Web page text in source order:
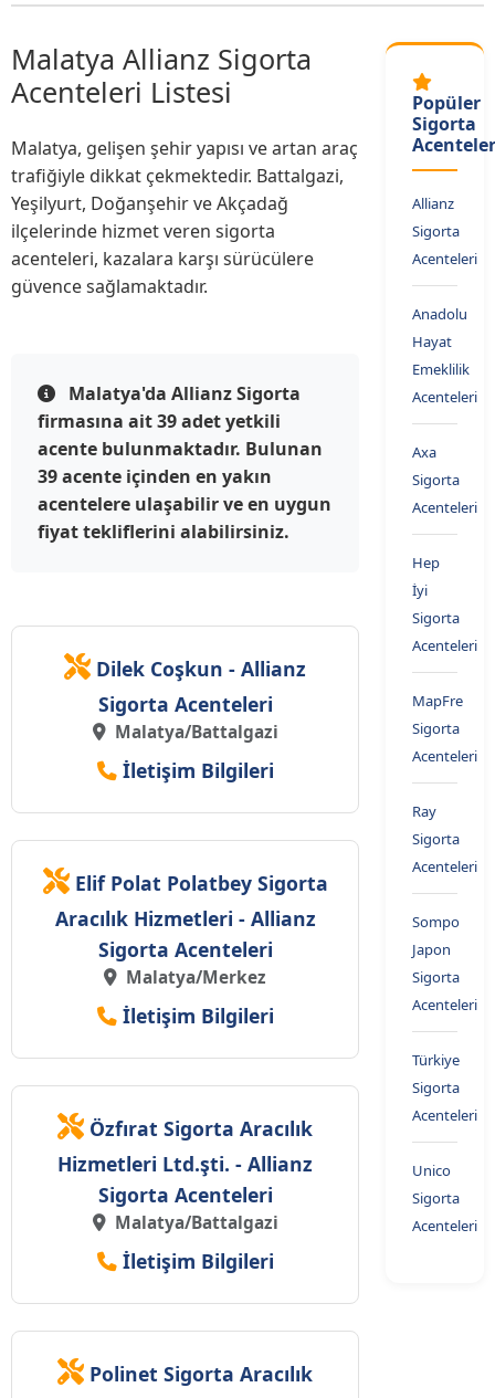
Malatya Allianz Sigorta
Acenteleri Listesi
Malatya, gelişen şehir yapısı ve artan araç
trafiğiyle dikkat çekmektedir. Battalgazi,
Yeşilyurt, Doğanşehir ve Akçadağ
ilçelerinde hizmet veren sigorta
acenteleri, kazalara karşı sürücülere
güvence sağlamaktadır.
Malatya'da Allianz Sigorta
firmasına ait 39 adet yetkili
acente bulunmaktadır. Bulunan
39 acente içinden en yakın
acentelere ulaşabilir ve en uygun
fiyat tekliflerini alabilirsiniz.
Dilek Coşkun - Allianz
Sigorta Acenteleri
Malatya/Battalgazi
İletişim Bilgileri
Elif Polat Polatbey Sigorta
Aracılık Hizmetleri - Allianz
Sigorta Acenteleri
Malatya/Merkez
İletişim Bilgileri
Özfırat Sigorta Aracılık
Hizmetleri Ltd.şti. - Allianz
Sigorta Acenteleri
Malatya/Battalgazi
İletişim Bilgileri
Polinet Sigorta Aracılık
Popüler
Sigorta
Allianz
Sigorta
Acenteleri
Anadolu
Hayat
Emeklilik
Acenteleri
Axa
Sigorta
Acenteleri
Hep
İyi
Sigorta
Acenteleri
MapFre
Sigorta
Acenteleri
Ray
Sigorta
Acenteleri
Sompo
Japon
Sigorta
Acenteleri
Türkiye
Sigorta
Acenteleri
Unico
Sigorta
Acenteleri